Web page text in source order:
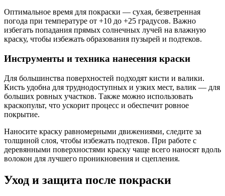
Оптимальное время для покраски — сухая, безветренная
погода при температуре от +10 до +25 градусов. Важно
избегать попадания прямых солнечных лучей на влажную
краску, чтобы избежать образования пузырей и подтеков.
Инструменты и техника нанесения краски
Для большинства поверхностей подходят кисти и валики.
Кисть удобна для труднодоступных и узких мест, валик — для
больших ровных участков. Также можно использовать
краскопульт, что ускорит процесс и обеспечит ровное
покрытие.
Наносите краску равномерными движениями, следите за
толщиной слоя, чтобы избежать подтеков. При работе с
деревянными поверхностями краску чаще всего наносят вдоль
волокон для лучшего проникновения и сцепления.
Уход и защита после покраски